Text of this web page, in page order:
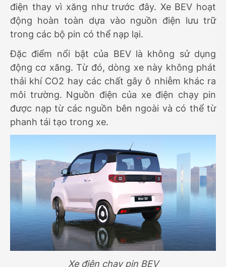
điện thay vì xăng như trước đây. Xe BEV hoạt
động hoàn toàn dựa vào nguồn điện lưu trữ
trong các bộ pin có thể nạp lại.
Đặc điểm nổi bật của BEV là không sử dụng
động cơ xăng. Từ đó, dòng xe này không phát
thải khí CO2 hay các chất gây ô nhiễm khác ra
môi trường. Nguồn điện của xe điện chạy pin
được nạp từ các nguồn bên ngoài và có thể từ
phanh tái tạo trong xe.
Xe điện chạy pin BEV